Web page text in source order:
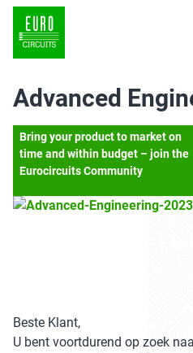
Advanced
Bring your product to market on
time and within budget – join the
Eurocircuits Community
Beste Klant,
U bent voortdurend op zoek